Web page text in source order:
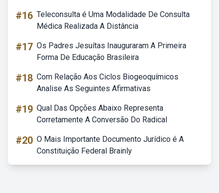
#16 Teleconsulta é Uma Modalidade De Consulta
Médica Realizada A Distância
#17 Os Padres Jesuítas Inauguraram A Primeira
Forma De Educação Brasileira
#18 Com Relação Aos Ciclos Biogeoquímicos
Analise As Seguintes Afirmativas
#19 Qual Das Opções Abaixo Representa
Corretamente A Conversão Do Radical
#20 O Mais Importante Documento Jurídico é A
Constituição Federal Brainly